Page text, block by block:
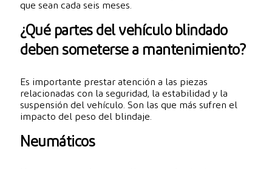
que sean cada seis meses.
¿Qué partes del vehículo blindado
deben someterse a mantenimiento?
Es importante prestar atención a las piezas
relacionadas con la seguridad, la estabilidad y la
suspensión del vehículo. Son las que más sufren el
impacto del peso del blindaje.
Neumáticos